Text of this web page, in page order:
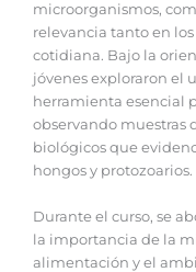
microorganismos,
relevancia tanto en
cotidiana. Bajo la
jóvenes exploraron el
herramienta esencial
observando muestras
biológicos que
hongos y protozoarios.
Durante el curso, se
la importancia de la
alimentación y el